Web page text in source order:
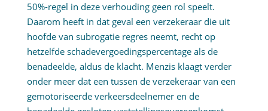
50%-regel in deze verhouding geen rol speelt.
Daarom heeft in dat geval een verzekeraar die uit
hoofde van subrogatie regres neemt, recht op
hetzelfde schadevergoedingspercentage als de
benadeelde, aldus de klacht. Menzis klaagt verder
onder meer dat een tussen de verzekeraar van een
gemotoriseerde verkeersdeelnemer en de